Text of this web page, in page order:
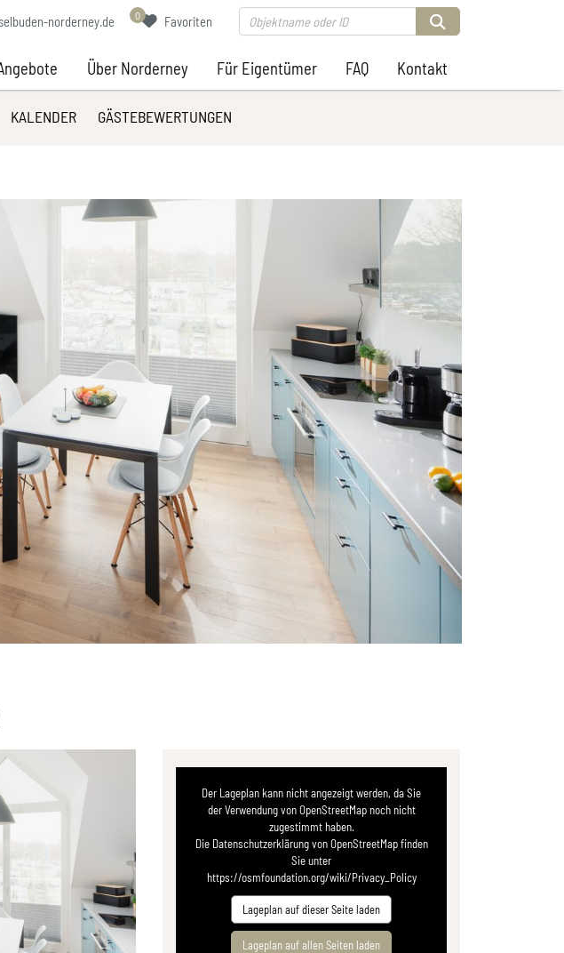
norderney.de 0 Favoriten
Über Norderney Für Eigentümer FAQ Kontakt
KALENDER GÄSTEBEWERTUNGEN
Der Lageplan kann nicht angezeigt werden, da Sie
der Verwendung von OpenStreetMap noch nicht
zugestimmt haben.
Die Datenschutzerklärung von OpenStreetMap finden
Sie unter
https://osmfoundation.org/wiki/Privacy_Policy
Lageplan auf dieser Seite laden
Lageplan auf allen Seiten laden